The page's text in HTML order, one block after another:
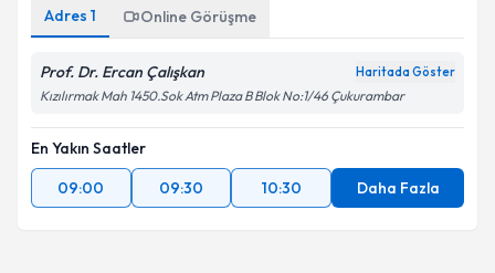
Adres 1 Online Görüşme
Prof. Dr. Ercan Çalışkan Haritada Göster
Kızılırmak Mah 1450.Sok Atm Plaza B Blok No:1/46 Çukurambar
En Yakın Saatler
09:00
09:30 10:30 Daha Fazla